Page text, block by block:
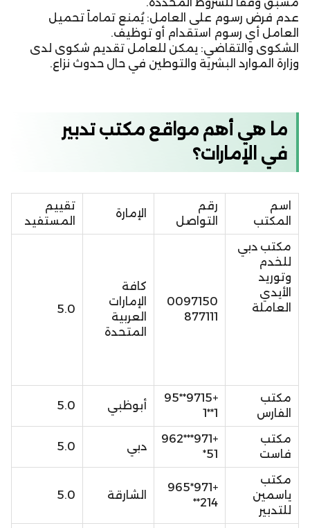
عدم فرض رسوم على العامل: يُمنع تماماً تحميل
العامل أي رسوم استقدام أو توظيف.
الشكوى والتقاضي: يمكن للعامل تقديم شكوى لدى
وزارة الموارد البشرية والتوطين في حال حدوث نزاع.
ما هي أهم مواقع مكتب تدبير
في الإمارات؟
اسم
المكتب
رقم
التواصل
الإمارة
تقييم
المستفيد
مكتب دبي
للخدم
وتوريد
الأيدي
العاملة
0097150
877111
كافة
الإمارات
العربية
المتحدة
5.0
مكتب
الفارس
+9715**95
1**1
أبوظبي 5.0
مكتب
فاست
+971***962
51*
دبي 5.0
مكتب
ياسمين
للتدبير
+971*965
214**
الشارقة 5.0